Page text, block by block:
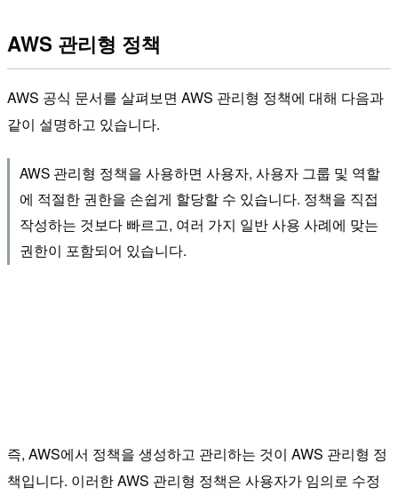
AWS 관리형 정책
AWS 공식 문서를 살펴보면 AWS 관리형 정책에 대해 다음과
같이 설명하고 있습니다.
AWS 관리형 정책을 사용하면 사용자, 사용자 그룹 및 역할
에 적절한 권한을 손쉽게 할당할 수 있습니다. 정책을 직접
작성하는 것보다 빠르고, 여러 가지 일반 사용 사례에 맞는
권한이 포함되어 있습니다.
즉, AWS에서 정책을 생성하고 관리하는 것이 AWS 관리형 정
책입니다. 이러한 AWS 관리형 정책은 사용자가 임의로 수정